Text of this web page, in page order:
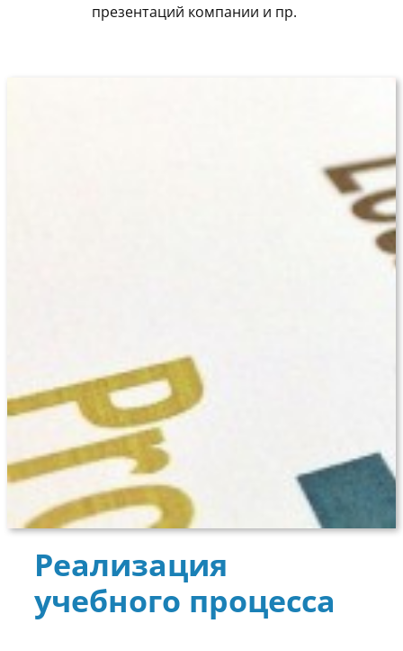
презентаций компании и пр.
Реализация
учебного процесса